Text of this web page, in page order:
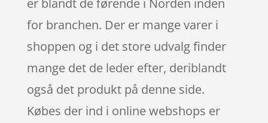
for branchen. Der er mange varer i
shoppen og i det store udvalg finder
mange det de leder efter, deriblandt
også det produkt på denne side.
Købes der ind i online webshops er